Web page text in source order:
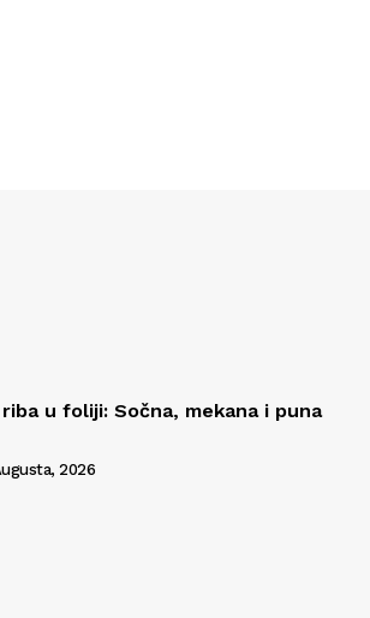
u foliji: Sočna, mekana i puna
2026